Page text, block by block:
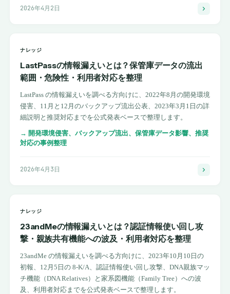
2026年4月2日
ナレッジ
LastPassの情報漏えいとは？保管庫データの流出
範囲・危険性・利用者対応を整理
LastPass の情報漏えいを調べる方向けに、2022年8月の開発環境
侵害、11月と12月のバックアップ流出公表、2023年3月1日の詳
細説明と推奨対応までを公式発表ベースで整理します。
→ 開発環境侵害、バックアップ流出、保管庫データ影響、推奨
対応の事例整理
2026年4月3日
ナレッジ
23andMeの情報漏えいとは？認証情報使い回し攻
撃・親族共有機能への波及・利用者対応を整理
23andMe の情報漏えいを調べる方向けに、2023年10月10日の
初報、12月5日の 8-K/A、認証情報使い回し攻撃、DNA親族マッ
チ機能（DNA Relatives）と家系図機能（Family Tree）への波
及、利用者対応までを公式発表ベースで整理します。